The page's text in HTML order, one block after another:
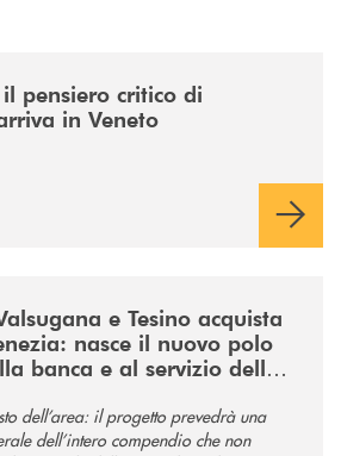
pensiero critico di
in Veneto
e Tesino acquista
nasce il nuovo polo
banca e al servizio della
dell’area: il progetto prevedrà una
dell’intero compendio che non